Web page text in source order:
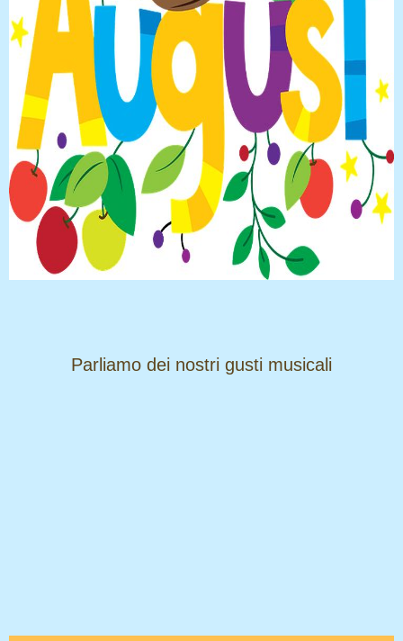
​​​​​​​Parliamo dei nostri gusti musicali